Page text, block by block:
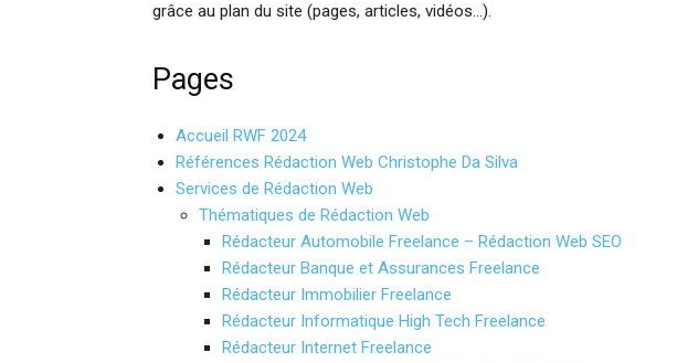
grâce au plan du site (pages, articles, vidéos…).
Pages
Accueil RWF 2024
Références Rédaction Web Christophe Da Silva
Services de Rédaction Web
Thématiques de Rédaction Web
Rédacteur Automobile Freelance – Rédaction Web SEO
Rédacteur Banque et Assurances Freelance
Rédacteur Immobilier Freelance
Rédacteur Informatique High Tech Freelance
Rédacteur Internet Freelance